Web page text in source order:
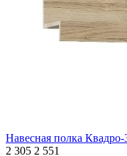
Навесная полка Квадро-
2 305 2 551